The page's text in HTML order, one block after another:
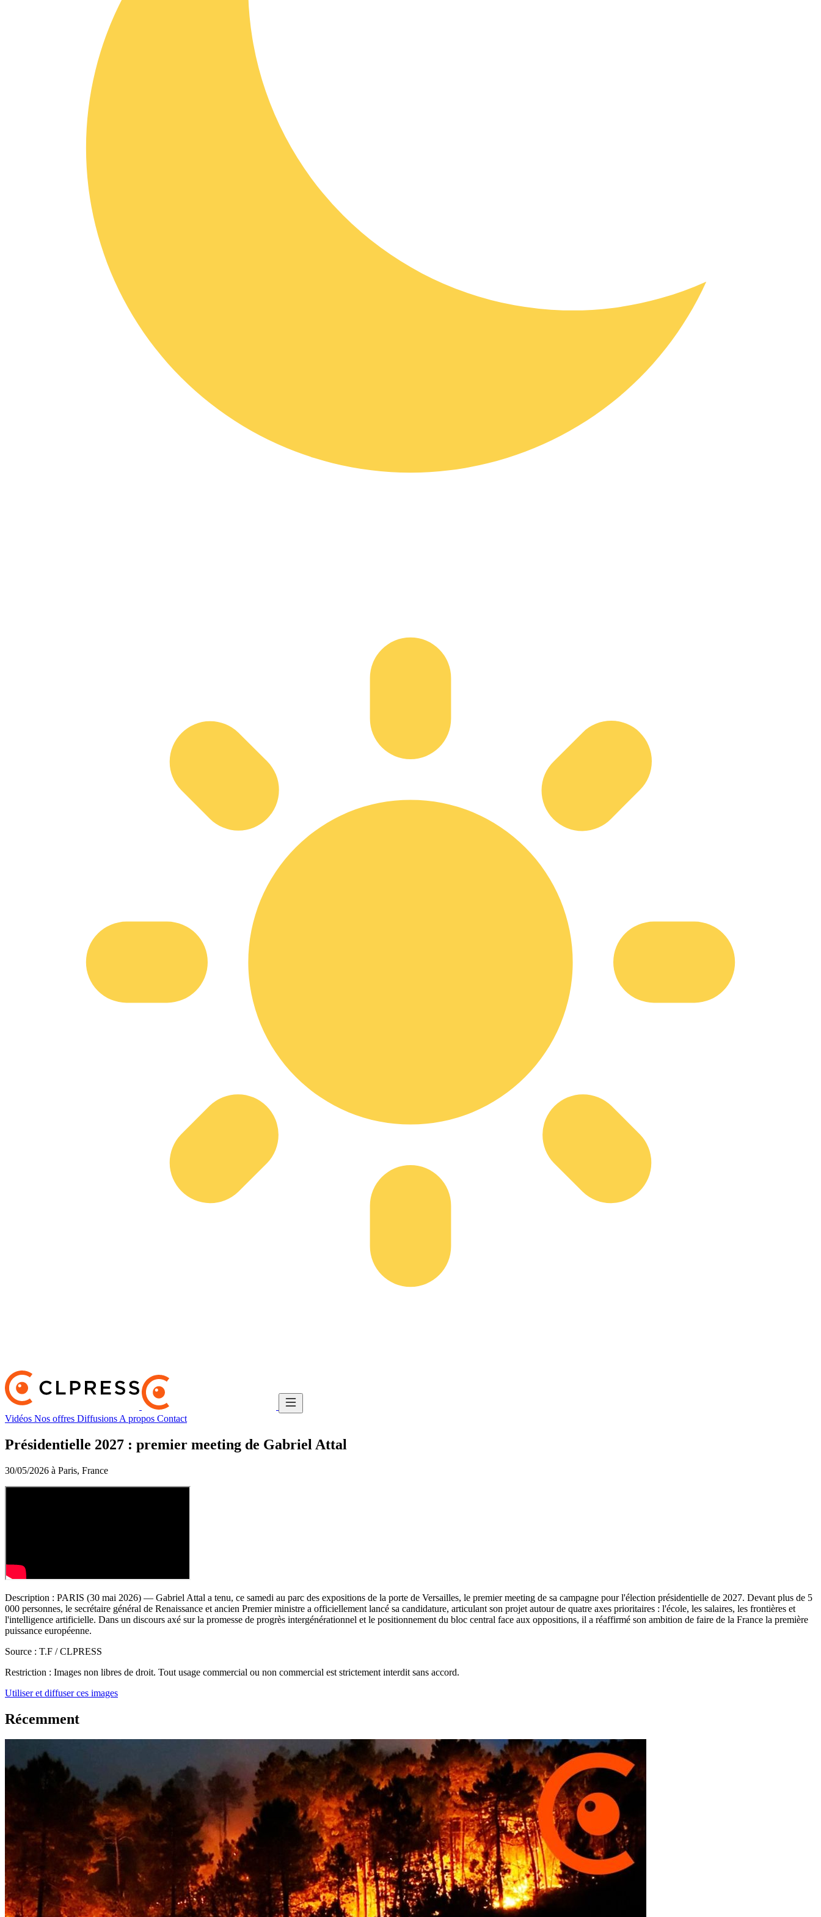
Vidéos Nos offres Diffusions A propos Contact
Présidentielle 2027 : premier meeting de Gabriel Attal
30/05/2026 à Paris, France
Description : PARIS (30 mai 2026) — Gabriel Attal a tenu, ce samedi au parc des expositions de la porte de Versailles, le premier meeting de sa campagne pour l'élection présidentielle de 2027. Devant plus de 5
000 personnes, le secrétaire général de Renaissance et ancien Premier ministre a officiellement lancé sa candidature, articulant son projet autour de quatre axes prioritaires : l'école, les salaires, les frontières et
l'intelligence artificielle. Dans un discours axé sur la promesse de progrès intergénérationnel et le positionnement du bloc central face aux oppositions, il a réaffirmé son ambition de faire de la France la première
puissance européenne.
Source : T.F / CLPRESS
Restriction : Images non libres de droit. Tout usage commercial ou non commercial est strictement interdit sans accord.
Utiliser et diffuser ces images
Récemment